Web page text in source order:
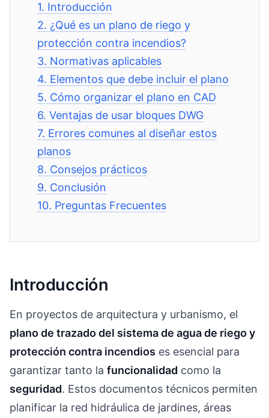
1. Introducción
2. ¿Qué es un plano de riego y
protección contra incendios?
3. Normativas aplicables
4. Elementos que debe incluir el plano
5. Cómo organizar el plano en CAD
6.Ventajas de usar bloques DWG
7. Errores comunes al diseñar estos
planos
8. Consejos prácticos
9. Conclusión
10. Preguntas Frecuentes
Introducción
En proyectos de arquitectura y urbanismo, el
plano de trazado del sistema de agua de riego y
protección contra incendios es esencial para
garantizar tanto la funcionalidad como la
seguridad. Estos documentos técnicos permiten
planificar la red hidráulica de jardines, áreas